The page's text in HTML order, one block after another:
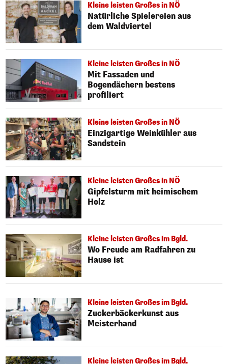
Kleine leisten Großes in NÖ
Natürliche Spielereien aus
dem Waldviertel
Kleine leisten Großes in NÖ
Mit Fassaden und
Bogendächern bestens
profiliert
Kleine leisten Großes in NÖ
Einzigartige Weinkühler aus
Sandstein
Kleine leisten Großes in NÖ
Gipfelsturm mit heimischem
Holz
Kleine leisten Großes im Bgld.
Wo Freude am Radfahren zu
Hause ist
Kleine leisten Großes im Bgld.
Zuckerbäckerkunst aus
Meisterhand
Kleine leisten Großes im Bgld.